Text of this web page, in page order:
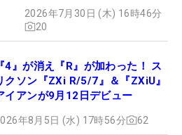
2026年7月30日 (木) 16時46分
20
『4』が消え『R』が加わった！ ス
クソン『ZXi R/5/7』＆『ZXiU』
イアンが9月12日デビュー
年8月5日 (水) 17時56分 62